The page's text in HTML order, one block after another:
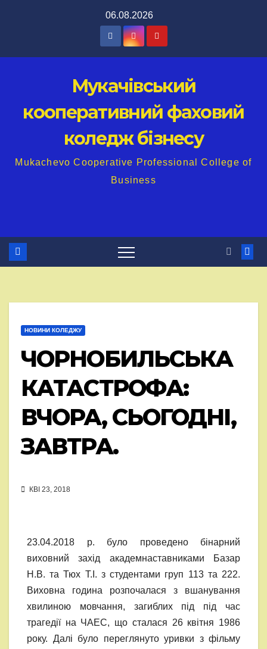
06.08.2026
Мукачівський
кооперативний фаховий
коледж бізнесу
Mukachevo Cooperative Professional College of
Business
НОВИНИ КОЛЕДЖУ
ЧОРНОБИЛЬСЬКА
КАТАСТРОФА:
ВЧОРА, СЬОГОДНІ,
ЗАВТРА.
КВІ 23, 2018
23.04.2018 р. було проведено бінарний
виховний захід академнаставниками Базар
Н.В. та Тюх Т.І. з студентами груп 113 та 222.
Виховна година розпочалася з вшанування
хвилиною мовчання, загиблих під під час
трагедії на ЧАЕС, що сталася 26 квітня 1986
року. Далі було переглянуто уривки з фільму